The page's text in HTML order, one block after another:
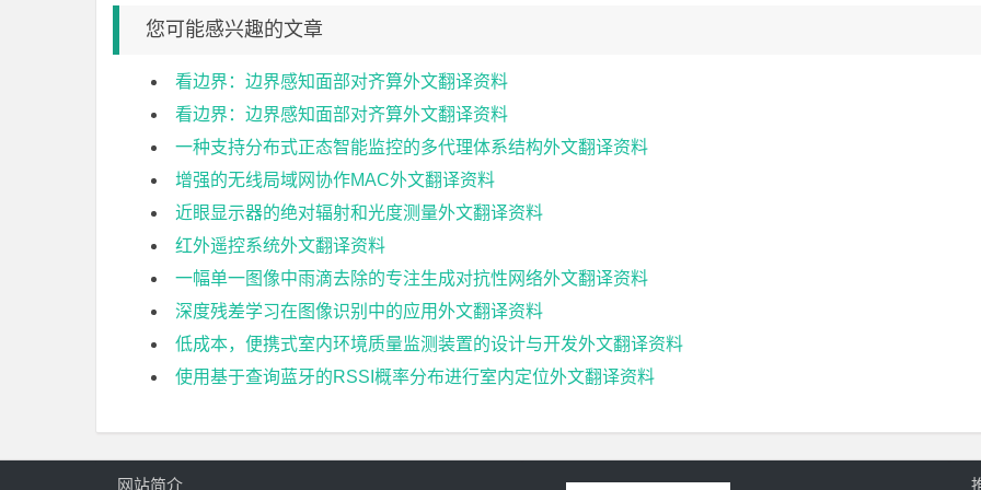
您可能感兴趣的文章
看边界：边界感知面部对齐算外文翻译资料
看边界：边界感知面部对齐算外文翻译资料
一种支持分布式正态智能监控的多代理体系结构外文翻译资料
增强的无线局域网协作MAC外文翻译资料
近眼显示器的绝对辐射和光度测量外文翻译资料
红外遥控系统外文翻译资料
一幅单一图像中雨滴去除的专注生成对抗性网络外文翻译资料
深度残差学习在图像识别中的应用外文翻译资料
低成本，便携式室内环境质量监测装置的设计与开发外文翻译资料
使用基于查询蓝牙的RSSI概率分布进行室内定位外文翻译资料
网站简介